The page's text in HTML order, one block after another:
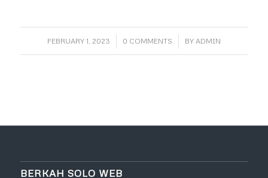
FEBRUARY 1, 2023
/ 0 COMMENTS
/ BY ADMIN
BERKAH SOLO WEB